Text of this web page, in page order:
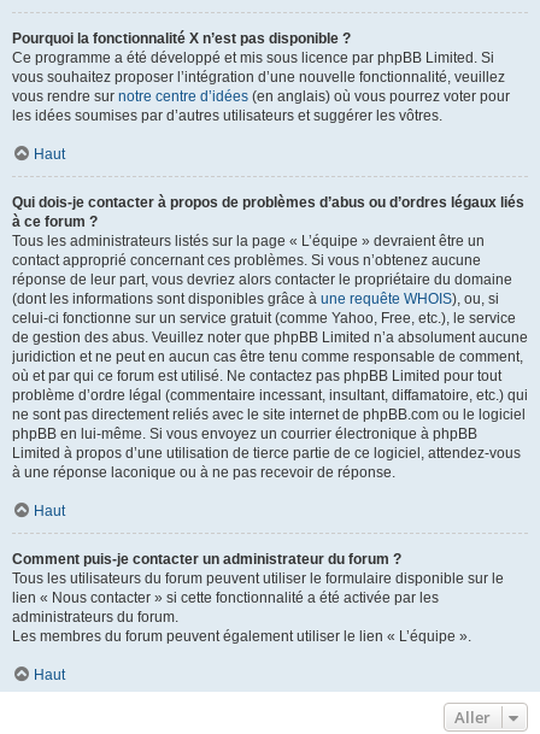
Pourquoi la fonctionnalité X n’est pas disponible ?
Ce programme a été développé et mis sous licence par phpBB Limited. Si
vous souhaitez proposer l’intégration d’une nouvelle fonctionnalité, veuillez
vous rendre sur notre centre d’idées (en anglais) où vous pourrez voter pour
les idées soumises par d’autres utilisateurs et suggérer les vôtres.
Haut
Qui dois-je contacter à propos de problèmes d’abus ou d’ordres légaux liés
à ce forum ?
Tous les administrateurs listés sur la page « L’équipe » devraient être un
contact approprié concernant ces problèmes. Si vous n’obtenez aucune
réponse de leur part, vous devriez alors contacter le propriétaire du domaine
(dont les informations sont disponibles grâce à une requête WHOIS), ou, si
celui-ci fonctionne sur un service gratuit (comme Yahoo, Free, etc.), le service
de gestion des abus. Veuillez noter que phpBB Limited n’a absolument aucune
juridiction et ne peut en aucun cas être tenu comme responsable de comment,
où et par qui ce forum est utilisé. Ne contactez pas phpBB Limited pour tout
problème d’ordre légal (commentaire incessant, insultant, diffamatoire, etc.) qui
ne sont pas directement reliés avec le site internet de phpBB.com ou le logiciel
phpBB en lui-même. Si vous envoyez un courrier électronique à phpBB
Limited à propos d’une utilisation de tierce partie de ce logiciel, attendez-vous
à une réponse laconique ou à ne pas recevoir de réponse.
Haut
Comment puis-je contacter un administrateur du forum ?
Tous les utilisateurs du forum peuvent utiliser le formulaire disponible sur le
lien « Nous contacter » si cette fonctionnalité a été activée par les
administrateurs du forum.
Les membres du forum peuvent également utiliser le lien « L’équipe ».
Haut
Aller